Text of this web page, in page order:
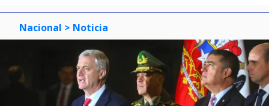
Nacional > Noticia